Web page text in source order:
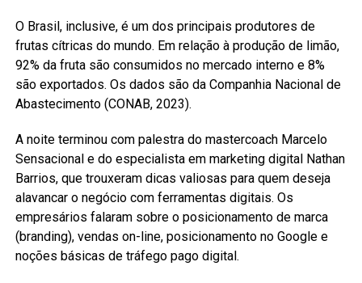
O Brasil, inclusive, é um dos principais produtores de
frutas cítricas do mundo. Em relação à produção de limão,
92% da fruta são consumidos no mercado interno e 8%
são exportados. Os dados são da Companhia Nacional de
Abastecimento (CONAB, 2023).
A noite terminou com palestra do mastercoach Marcelo
Sensacional e do especialista em marketing digital Nathan
Barrios, que trouxeram dicas valiosas para quem deseja
alavancar o negócio com ferramentas digitais. Os
empresários falaram sobre o posicionamento de marca
(branding), vendas on-line, posicionamento no Google e
noções básicas de tráfego pago digital.